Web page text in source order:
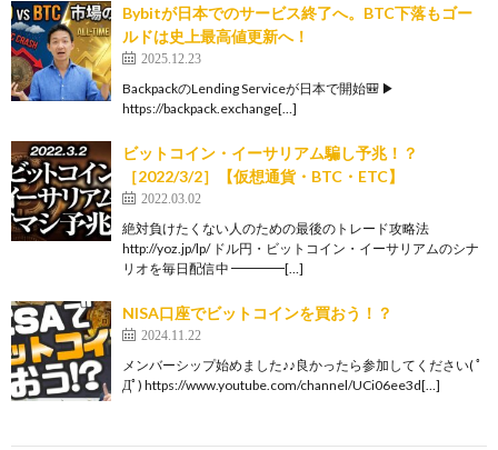
Bybitが日本でのサービス終了へ。BTC下落もゴー
ルドは史上最高値更新へ！
2025.12.23
BackpackのLending Serviceが日本で開始🎒 ▶︎
https://backpack.exchange[…]
ビットコイン・イーサリアム騙し予兆！？
［2022/3/2］【仮想通貨・BTC・ETC】
2022.03.02
絶対負けたくない人のための最後のトレード攻略法
http://yoz.jp/lp/ ドル円・ビットコイン・イーサリアムのシナ
リオを毎日配信中 ━━━━[…]
NISA口座でビットコインを買おう！？
2024.11.22
メンバーシップ始めました♪♪良かったら参加してください( ﾟ
Дﾟ) https://www.youtube.com/channel/UCi06ee3d[…]